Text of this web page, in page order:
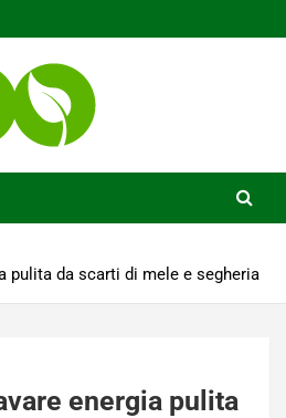
pulita da scarti di mele e segheria
energia pulita